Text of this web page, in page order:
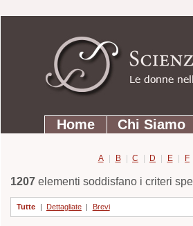
contenuti.
Strumenti
personali
SezioniHome Chi Siamo
A | B | C | D | E | F
1207elementi soddisfano i criteri
Tutte | Dettagliate | Brevi